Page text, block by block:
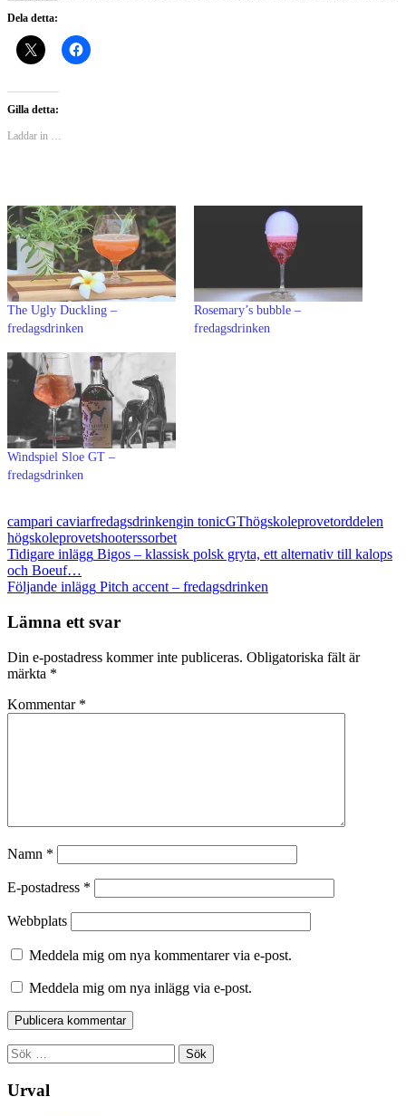
Dela detta:
Gilla detta:
Laddar in …
The Ugly Duckling –
fredagsdrinken
Rosemary’s bubble –
fredagsdrinken
Windspiel Sloe GT –
fredagsdrinken
campari caviarfredagsdrinkengin tonicGThögskoleprovetorddelen
högskoleprovetshooterssorbet
Inläggsnavigering
Tidigare inlägg Bigos – klassisk polsk gryta, ett alternativ till kalops
och Boeuf…
Följande inlägg Pitch accent – fredagsdrinken
Lämna ett svar
Din e-postadress kommer inte publiceras. Obligatoriska fält är
märkta *
Kommentar *
Namn *
E-postadress *
Webbplats
Meddela mig om nya kommentarer via e-post.
Meddela mig om nya inlägg via e-post.
Sök
efter:
Urval